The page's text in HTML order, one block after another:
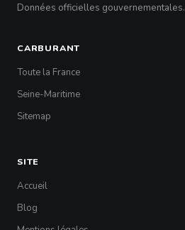
Données officielles gouvernementales.
CARBURANT
Toute la France
Seine-Maritime
Sitemap
SITE
Accueil
Blog